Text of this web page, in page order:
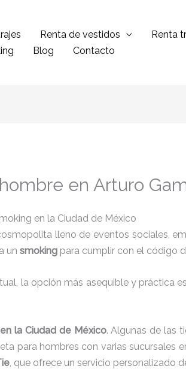
Renta de vestidos Renta
Blog Contacto
en Arturo
en la Ciudad de México
lleno de eventos sociales,
un smokingpara cumplir con el código
la opción más asequible y práctica
la Ciudad de México. Algunas de las
para hombres con varias sucursales
, que ofrece un servicio personalizado